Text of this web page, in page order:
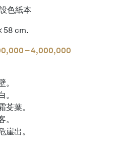
色紙本
58 cm.
– 4,000,000
芟葉。
崖出。